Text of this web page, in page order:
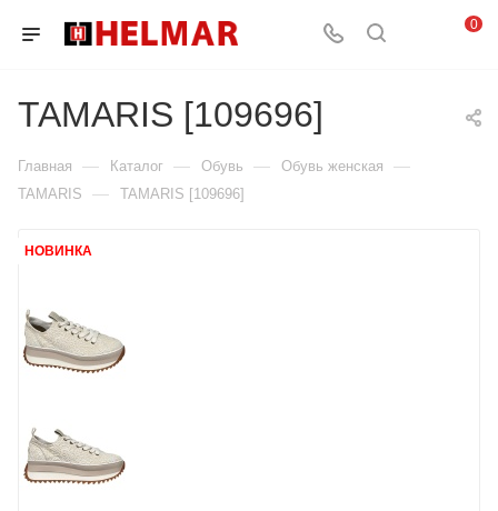
0
TAMARIS [109696]
Главная — Каталог — Обувь — Обувь женская —
TAMARIS — TAMARIS [109696]
НОВИНКА